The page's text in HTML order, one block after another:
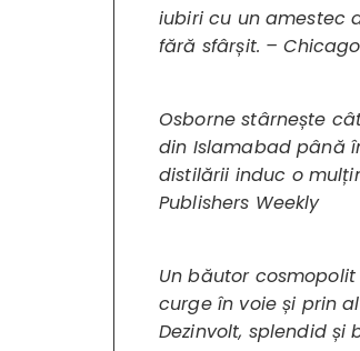
iubiri cu un amestec
fără sfârșit. –
Osborne stârnește
din Islamabad până
distilării induc o
Publishers Weekly
Un băutor
curge în voie și prin
Dezinvolt, splendid și